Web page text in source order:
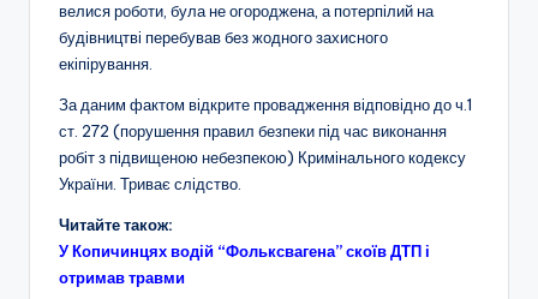
велися роботи, була не огороджена, а потерпілий на
будівництві перебував без жодного захисного
екіпірування.
За даним фактом відкрите провадження відповідно до ч.1
ст. 272 (порушення правил безпеки під час виконання
робіт з підвищеною небезпекою) Кримінального кодексу
України. Триває слідство.
Читайте також:
У Копичинцях водій “Фольксвагена” скоїв ДТП і
отримав травми